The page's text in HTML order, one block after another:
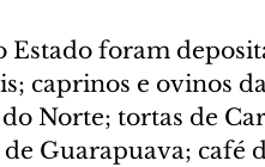
foram
caprinos e ovinos
Norte; tortas de
Guarapuava; café